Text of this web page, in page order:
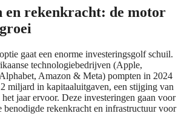
en rekenkracht: de motor
gaat een enorme investeringsgolf schuil.
technologiebedrijven (Apple,
Amazon & Meta) pompten in 2024
miljard in kapitaaluitgaven, een stijging van
jaar ervoor. Deze investeringen gaan voor
benodigde rekenkracht en infrastructuur voor